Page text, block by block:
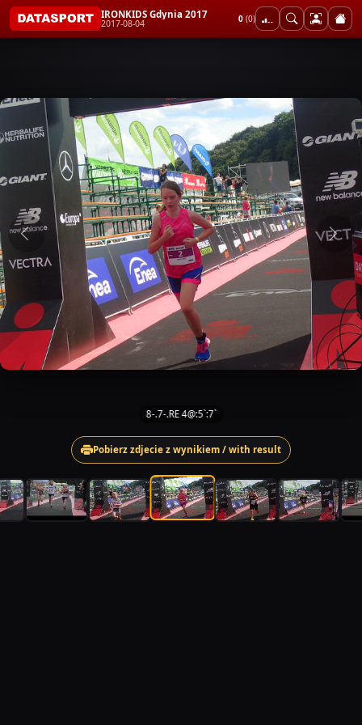
IRONKIDS Gdynia 2017
2017-08-04 0 (0)
8-.7-.RE 4@:5`:7`
Pobierz zdjecie z wynikiem / with result